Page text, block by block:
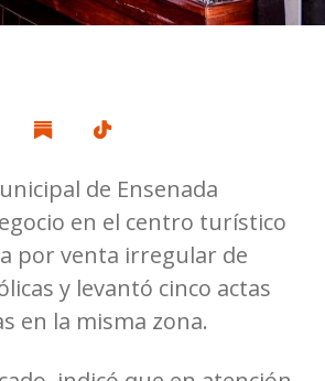
de Ensenada
en el centro turístico
por venta irregular de
y levantó cinco actas
en la misma zona.